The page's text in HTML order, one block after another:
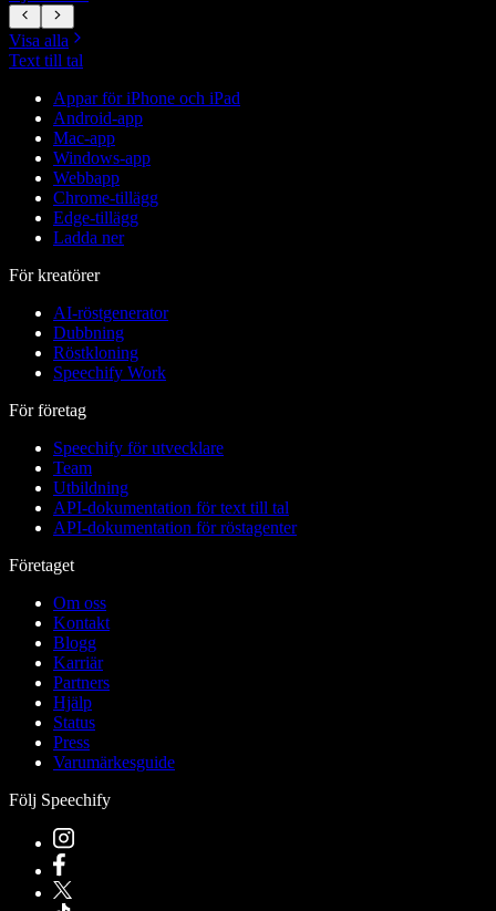
Visa alla
Text till tal
Appar för iPhone och iPad
Android-app
Mac-app
Windows-app
Webbapp
Chrome-tillägg
Edge-tillägg
Ladda ner
För kreatörer
AI-röstgenerator
Dubbning
Röstkloning
Speechify Work
För företag
Speechify för utvecklare
Team
Utbildning
API-dokumentation för text till tal
API-dokumentation för röstagenter
Företaget
Om oss
Kontakt
Blogg
Karriär
Partners
Hjälp
Status
Press
Varumärkesguide
Följ Speechify